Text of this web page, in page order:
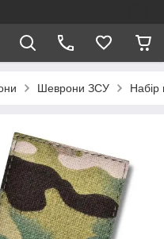
Шеврони ЗСУ Набір